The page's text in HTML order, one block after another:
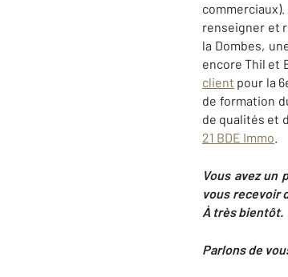
renseigner et
la Dombes,
encore Thil et
client pour la
de formation
de qualités et
21 BDE Immo.
Vous avez un
vous recevoir
À très bientôt.
Parlons de